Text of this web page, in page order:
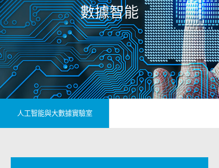
數據智能
人工智能與大數據實驗室